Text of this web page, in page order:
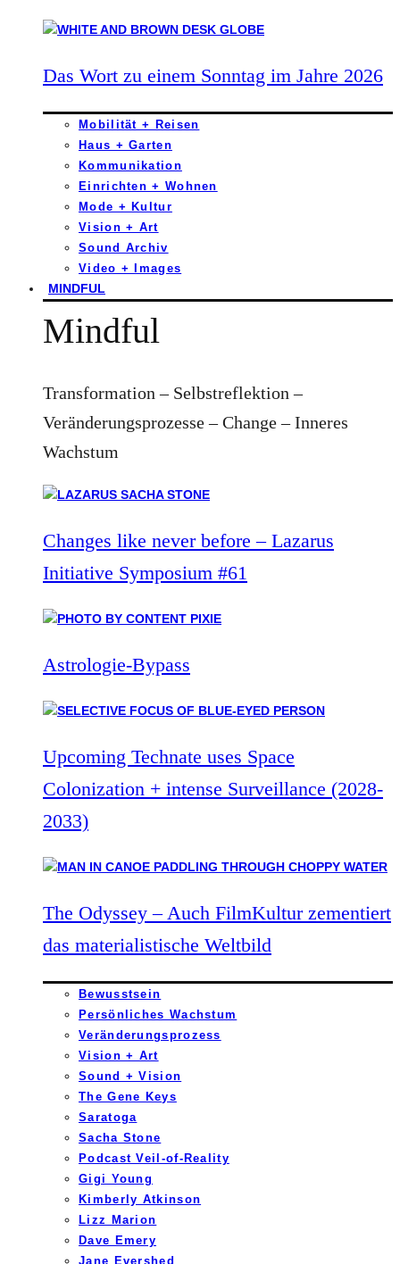
Das Wort zu einem Sonntag im Jahre 2026
Mobilität + Reisen
Haus + Garten
Kommunikation
Einrichten + Wohnen
Mode + Kultur
Vision + Art
Sound Archiv
Video + Images
MINDFUL
Mindful
Transformation – Selbstreflektion –
Veränderungsprozesse – Change – Inneres
Wachstum
Changes like never before – Lazarus
Initiative Symposium #61
Astrologie-Bypass
Upcoming Technate uses Space
Colonization + intense Surveillance (2028-
2033)
The Odyssey – Auch FilmKultur zementiert
das materialistische Weltbild
Bewusstsein
Persönliches Wachstum
Veränderungsprozess
Vision + Art
Sound + Vision
The Gene Keys
Saratoga
Sacha Stone
Podcast Veil-of-Reality
Gigi Young
Kimberly Atkinson
Lizz Marion
Dave Emery
Jane Evershed